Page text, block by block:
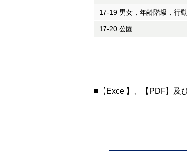
17-19 男女，年齢階級，行
17-20 公園
■【Excel】、【PDF】及